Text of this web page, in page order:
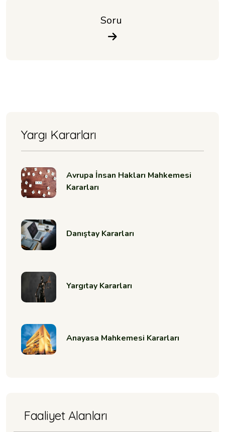
Soru
Yargı Kararları
Avrupa İnsan Hakları Mahkemesi
Kararları
Danıştay Kararları
Yargıtay Kararları
Anayasa Mahkemesi Kararları
Faaliyet Alanları